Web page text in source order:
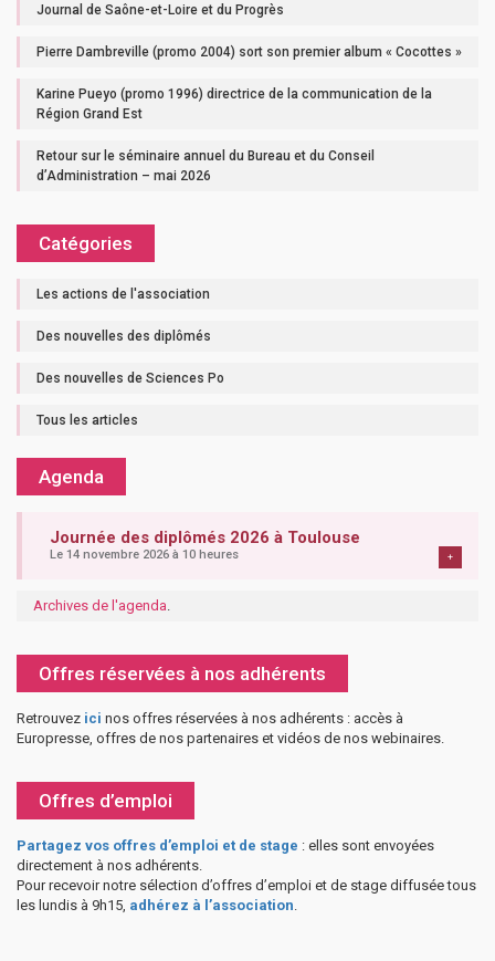
Journal de Saône-et-Loire et du Progrès
Pierre Dambreville (promo 2004) sort son premier album « Cocottes »
Karine Pueyo (promo 1996) directrice de la communication de la
Région Grand Est
Retour sur le séminaire annuel du Bureau et du Conseil
d’Administration – mai 2026
Catégories
Les actions de l'association
Des nouvelles des diplômés
Des nouvelles de Sciences Po
Tous les articles
Agenda
Journée des diplômés 2026 à Toulouse
Le 14 novembre 2026 à 10 heures +
Archives de l'agenda.
Offres réservées à nos adhérents
Retrouvez ici nos offres réservées à nos adhérents : accès à
Europresse, offres de nos partenaires et vidéos de nos webinaires.
Offres d’emploi
Partagez vos offres d’emploi et de stage : elles sont envoyées
directement à nos adhérents.
Pour recevoir notre sélection d’offres d’emploi et de stage diffusée tous
les lundis à 9h15, adhérez à l’association.